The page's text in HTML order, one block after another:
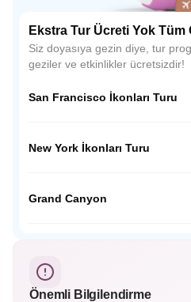
Ekstra Tur Ücreti Yok Tüm
Siz doyasıya gezin diye, tur
geziler ve etkinlikler ücretsizdir!
San Francisco İkonları Turu
Tekneyle Alcatraz manzarası,
New York İkonları Turu
Brooklyn Köprüsü'ne, New
Grand Canyon
Yerel rehber eşliğinde
fotoğraf molalarında ölümsüz
ulaşım ve esnek program ile
Önemli Bilgilendirme